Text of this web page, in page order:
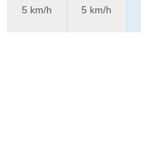
5 km/h
5 km/h